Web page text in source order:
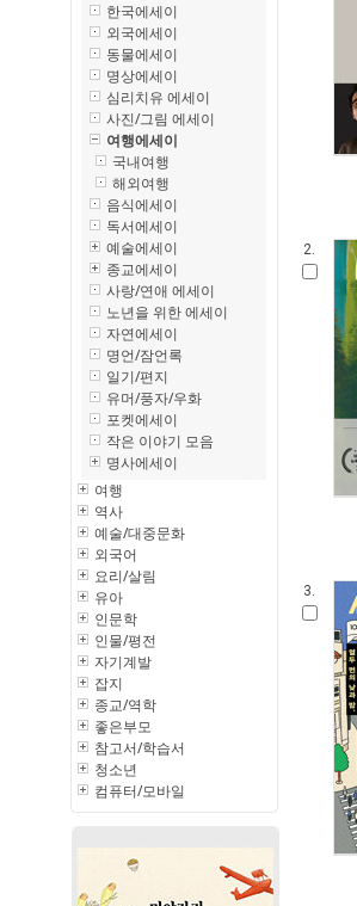
한국에세이
외국에세이
동물에세이
명상에세이
심리치유 에세이
사진/그림 에세이
여행에세이
국내여행
해외여행
음식에세이
독서에세이
예술에세이
종교에세이
사랑/연애 에세이
노년을 위한 에세이
자연에세이
명언/잠언록
일기/편지
유머/풍자/우화
포켓에세이
작은 이야기 모음
명사에세이
여행
역사
예술/대중문화
외국어
요리/살림
유아
인문학
인물/평전
자기계발
잡지
종교/역학
좋은부모
참고서/학습서
청소년
컴퓨터/모바일
2.
3.